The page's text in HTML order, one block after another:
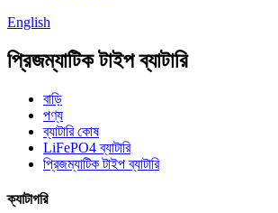
English
প্রিজম্যাটিক টাইপ ব্যাটারি
বাড়ি
পণ্য
ব্যাটারি কোষ
LiFePO4 ব্যাটারি
প্রিজম্যাটিক টাইপ ব্যাটারি
ক্যাটাগরি